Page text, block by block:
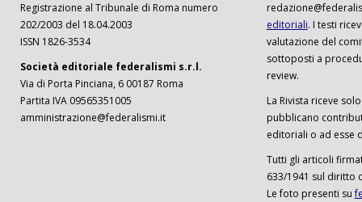
Registrazione al Tribunale di Roma numero
202/2003 del 18.04.2003
ISSN 1826-3534
Società editoriale federalismi s.r.l.
Via di Porta Pinciana, 6 00187 Roma
Partita IVA 09565351005
amministrazione@federalismi.it
editoriali. I testi
valutazione del
sottoposti a
review.
La Rivista riceve
pubblicano
editoriali o ad esse
Tutti gli articoli
633/1941 sul diritto
Le foto presenti su